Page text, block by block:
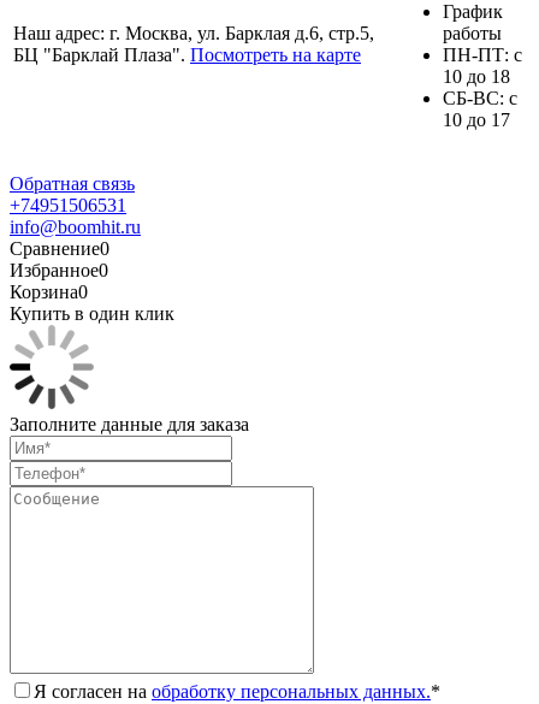
Наш адрес: г. Москва, ул. Барклая д.6, стр.5,
БЦ "Барклай Плаза". Посмотреть на карте
График
работы
ПH-ПТ: с
10 до 18
СБ-ВС: с
10 до 17
Обратная связь
+74951506531
info@boomhit.ru
Сравнение0
Избранное0
Корзина0
Купить в один клик
Заполните данные для заказа
Я согласен на обработку персональных данных.*